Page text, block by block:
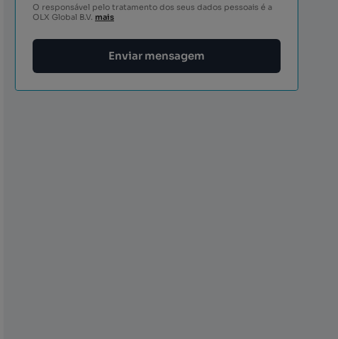
O responsável pelo tratamento dos seus dados pessoais é a
OLX Global B.V. mais
Enviar mensagem